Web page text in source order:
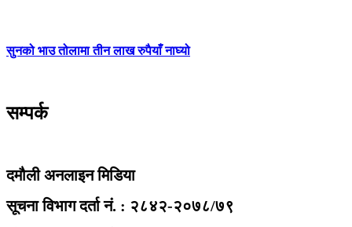
सुनको भाउ तोलामा तीन लाख रुपैयाँ नाघ्यो
सम्पर्क
दमौली अनलाइन मिडिया
सूचना विभाग दर्ता नं. : २८४२-२०७८/७९